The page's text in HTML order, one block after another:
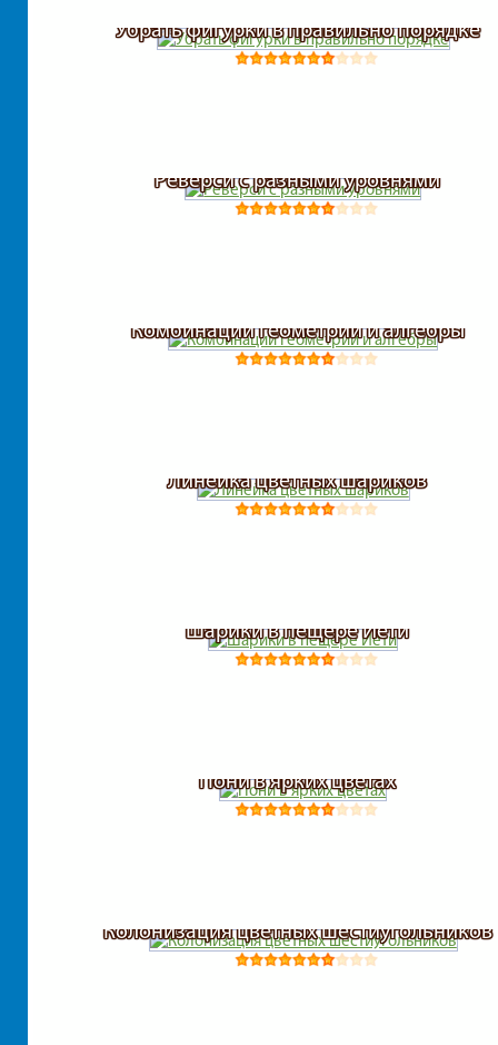
Убрать фигурки в правильно порядке
Реверси с разными уровнями
Комбинации геометрии и алгебры
Линейка цветных шариков
Шарики в пещере Йети
Пони в ярких цветах
Колонизация цветных шестиугольников